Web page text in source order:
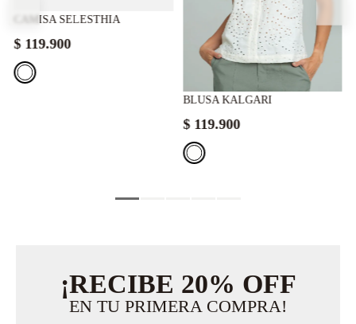
CAMISA SELESTHIA
$ 119.900
BLUSA KALGARI
$ 119.900
¡RECIBE 20% OFF
EN TU PRIMERA COMPRA!